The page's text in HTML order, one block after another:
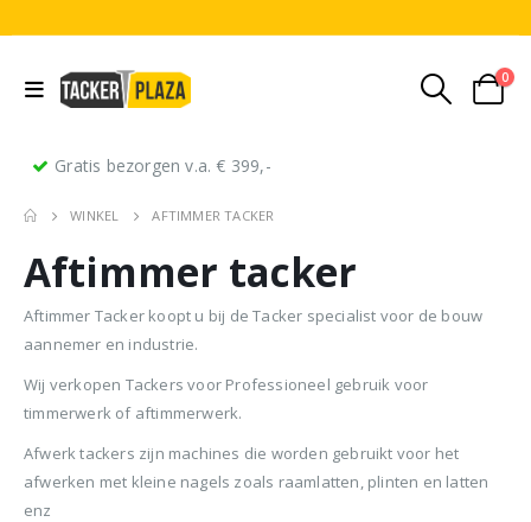
0
Gratis bezorgen v.a. € 399,-
WINKEL AFTIMMER TACKER
Aftimmer tacker
Aftimmer Tacker koopt u bij de Tacker specialist voor de bouw
aannemer en industrie.
Wij verkopen Tackers voor Professioneel gebruik voor
timmerwerk of aftimmerwerk.
Afwerk tackers zijn machines die worden gebruikt voor het
afwerken met kleine nagels zoals raamlatten, plinten en latten
enz
0 out of 5
€116,75
(€141,27incl.
0out of 5
€680,00
Oorspronkelijke
€599,50Huidige